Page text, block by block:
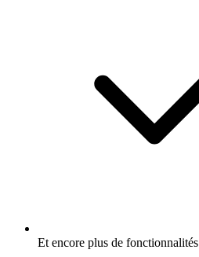
Et encore plus de fonctionnalités